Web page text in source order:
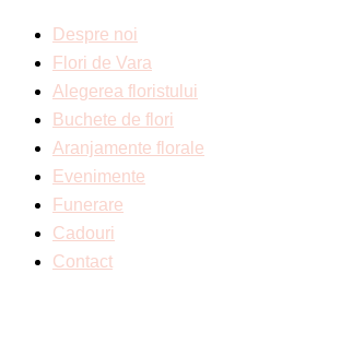
Despre noi
Flori de Vara
Alegerea floristului
Buchete de flori
Aranjamente florale
Evenimente
Funerare
Cadouri
Contact